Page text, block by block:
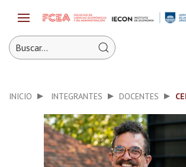
INICIO INTEGRANTES DOCENTES